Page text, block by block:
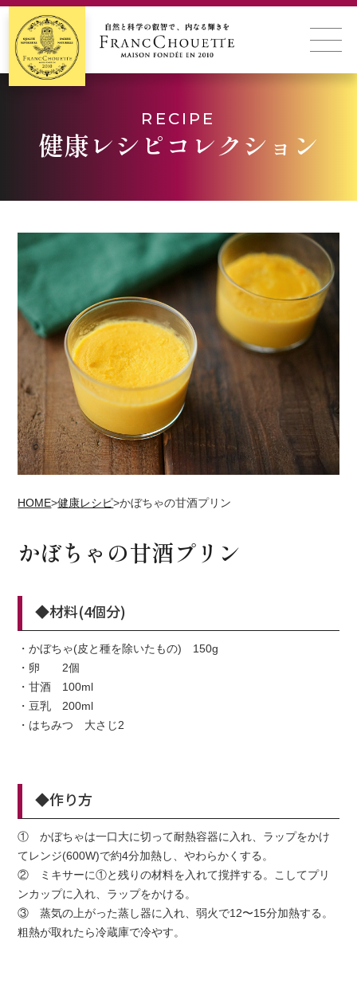
RECIPE
健康レシピコレクション
HOME>健康レシピ>かぼちゃの甘酒プリン
かぼちゃの甘酒プリン
◆材料(4個分)
・かぼちゃ(皮と種を除いたもの) 150g
・卵 2個
・甘酒 100ml
・豆乳 200ml
・はちみつ 大さじ2
◆作り方
① かぼちゃは一口大に切って耐熱容器に入れ、ラップをかけ
てレンジ(600W)で約4分加熱し、やわらかくする。
② ミキサーに①と残りの材料を入れて撹拌する。こしてプリ
ンカップに入れ、ラップをかける。
③ 蒸気の上がった蒸し器に入れ、弱火で12〜15分加熱する。
粗熱が取れたら冷蔵庫で冷やす。